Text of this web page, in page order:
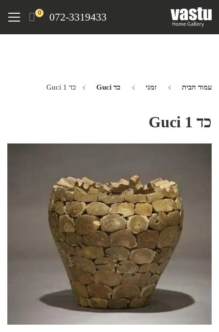
072-3319433
0
Menu
עמוד הבית זמני כד Guci כד Guci 1
כד Guci 1